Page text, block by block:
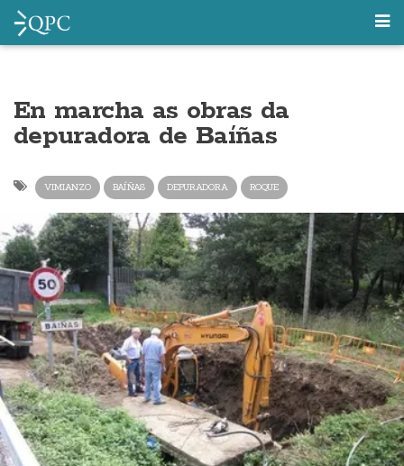
En marcha as obras da
depuradora de Baíñas
VIMIANZO BAÍÑAS DEPURADORA ROQUE